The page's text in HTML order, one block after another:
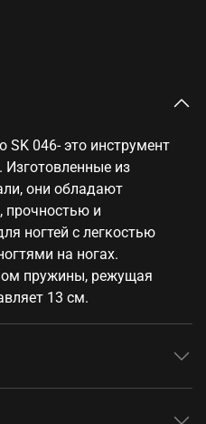
SK 046- это инструмент
из
они обладают
прочностью и
ногтей с легкостью
на ногах.
пружины, режущая
13 см.